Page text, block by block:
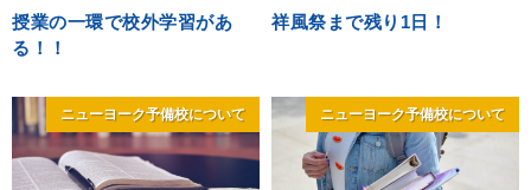
授業の一環で校外学習があ
る！！
祥風祭まで残り1日！
ニューヨーク予備校について ニューヨーク予備校について